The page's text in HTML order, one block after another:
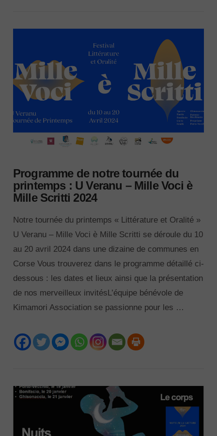
VIEW POST
Programme de notre tournée du
printemps : U Veranu – Mille Voci è
Mille Scritti 2024
Notre tournée du printemps « Littérature et Oralité »
U Veranu – Mille Voci è Mille Scritti se déroule du 10
au 20 avril 2024 dans une dizaine de communes en
Corse Vous trouverez dans le programme détaillé ci-
dessous : les dates et lieux ainsi que la présentation
de nos merveilleux invitésL’équipe bénévole de
Kimamori Association se passionne pour les …